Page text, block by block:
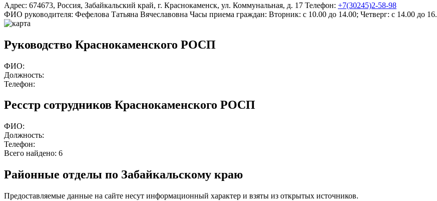
Адрес: 674673, Россия, Забайкальский край, г. Краснокаменск, ул. Коммунальная, д. 17 Телефон: +7(30245)2-58-98
ФИО руководителя: Фефелова Татьяна Вячеславовна Часы приема граждан: Вторник: с 10.00 до 14.00; Четверг: с 14.00 до
Руководство Краснокаменского РОСП
ФИО:
Должность:
Телефон:
Ресстр сотрудников Краснокаменского РОСП
ФИО:
Должность:
Телефон:
Всего найдено: 6
Районные отделы по Забайкальскому краю
Предоставляемые данные на сайте несут информационный характер и взяты из открытых источников.